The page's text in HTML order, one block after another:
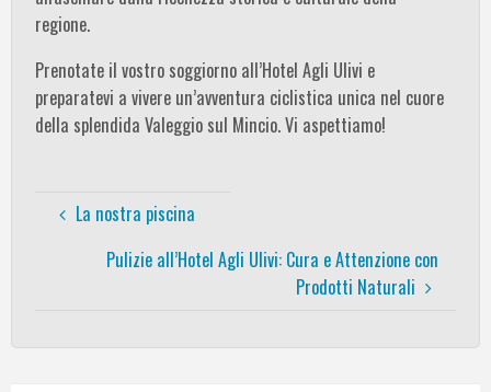
regione.
Prenotate il vostro soggiorno all’Hotel Agli Ulivi e
preparatevi a vivere un’avventura ciclistica unica nel cuore
della splendida Valeggio sul Mincio. Vi aspettiamo!
La nostra piscina
Pulizie all’Hotel Agli Ulivi: Cura e Attenzione con
Prodotti Naturali